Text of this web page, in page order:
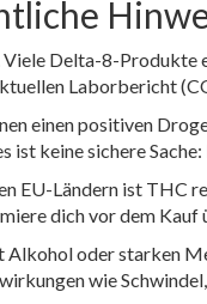
Delta-8-Produkte
Laborbericht
einen positiven
keine sichere
EU-Ländern ist
dich vor dem
oder starken
wie